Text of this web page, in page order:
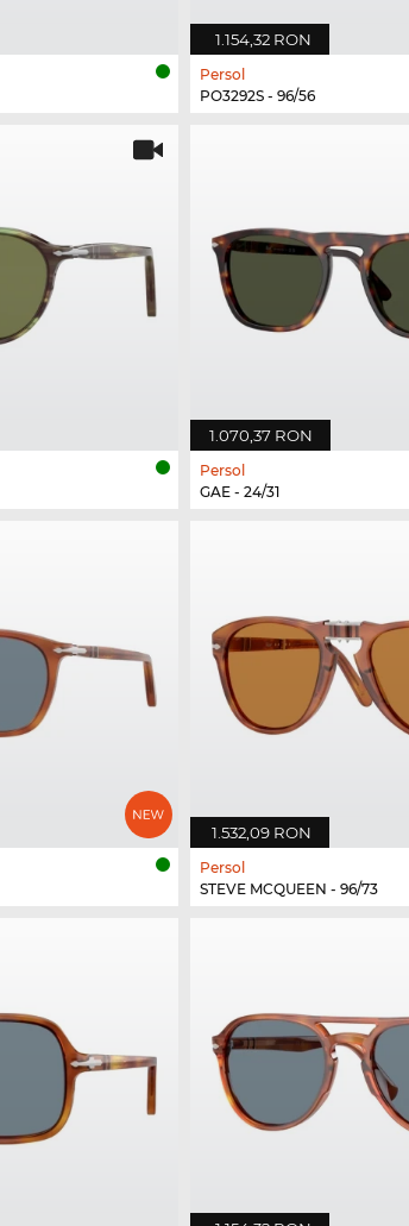
1.154,32 RON
Persol
PO3292S - 96/56
1.070,37 RON
Persol
GAE - 24/31
1.532,09 RON
Persol
STEVE MCQUEEN - 96/73